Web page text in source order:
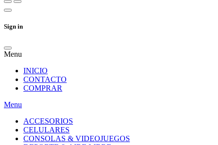
Sign in
Menu
INICIO
CONTACTO
COMPRAR
Menu
ACCESORIOS
CELULARES
CONSOLAS & VIDEOJUEGOS